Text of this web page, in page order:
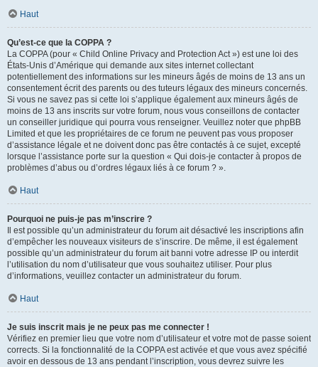
Haut
Qu’est-ce que la COPPA ?
La COPPA (pour « Child Online Privacy and Protection Act ») est une loi des
États-Unis d’Amérique qui demande aux sites internet collectant
potentiellement des informations sur les mineurs âgés de moins de 13 ans un
consentement écrit des parents ou des tuteurs légaux des mineurs concernés.
Si vous ne savez pas si cette loi s’applique également aux mineurs âgés de
moins de 13 ans inscrits sur votre forum, nous vous conseillons de contacter
un conseiller juridique qui pourra vous renseigner. Veuillez noter que phpBB
Limited et que les propriétaires de ce forum ne peuvent pas vous proposer
d’assistance légale et ne doivent donc pas être contactés à ce sujet, excepté
lorsque l’assistance porte sur la question « Qui dois-je contacter à propos de
problèmes d’abus ou d’ordres légaux liés à ce forum ? ».
Haut
Pourquoi ne puis-je pas m’inscrire ?
Il est possible qu’un administrateur du forum ait désactivé les inscriptions afin
d’empêcher les nouveaux visiteurs de s’inscrire. De même, il est également
possible qu’un administrateur du forum ait banni votre adresse IP ou interdit
l’utilisation du nom d’utilisateur que vous souhaitez utiliser. Pour plus
d’informations, veuillez contacter un administrateur du forum.
Haut
Je suis inscrit mais je ne peux pas me connecter !
Vérifiez en premier lieu que votre nom d’utilisateur et votre mot de passe soient
corrects. Si la fonctionnalité de la COPPA est activée et que vous avez spécifié
avoir en dessous de 13 ans pendant l’inscription, vous devrez suivre les